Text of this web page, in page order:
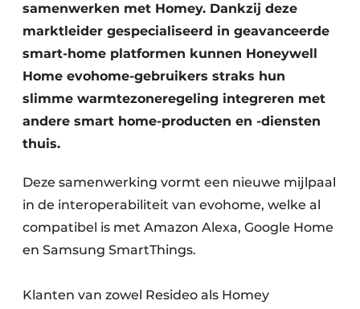
samenwerken met Homey. Dankzij deze
marktleider gespecialiseerd in geavanceerde
smart-home platformen kunnen Honeywell
Home evohome-gebruikers straks hun
slimme warmtezoneregeling integreren met
andere smart home-producten en -diensten
thuis.
Deze samenwerking vormt een nieuwe mijlpaal
in de interoperabiliteit van evohome, welke al
compatibel is met Amazon Alexa, Google Home
en Samsung SmartThings.
Klanten van zowel Resideo als Homey